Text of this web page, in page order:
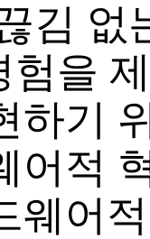
김 없
험을
하기
어적
웨어